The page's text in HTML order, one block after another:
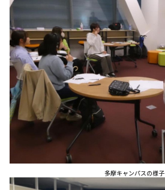
多摩キャンパスの様子